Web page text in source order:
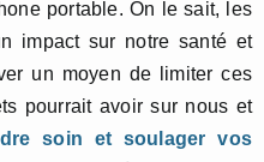
portable. On le sait, les
impact sur notre santé et
un moyen de limiter ces
pourrait avoir sur nous et
soin et soulager vos